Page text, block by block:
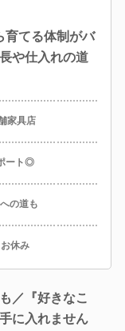
育てる体制がバ
や仕入れの道
家具店
ート◎
の道も
休み
／『好きなこ
に入れません